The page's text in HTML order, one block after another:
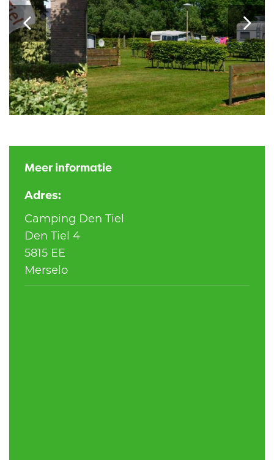
Meer informatie
Adres:
Camping Den Tiel
Den Tiel 4
5815 EE
Merselo